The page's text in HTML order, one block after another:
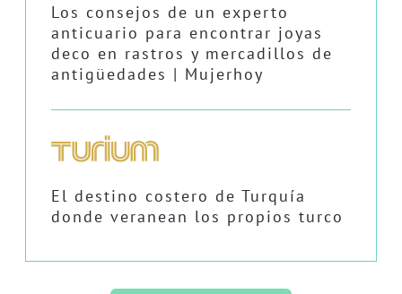
Los consejos de un experto
anticuario para encontrar joyas
deco en rastros y mercadillos de
antigüedades | Mujerhoy
El destino costero de Turquía
donde veranean los propios turco